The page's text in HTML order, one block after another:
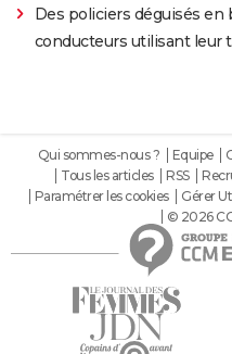
Des policiers déguisés
conducteurs utilisant leur
Qui sommes-nous ? Equipe
Tous les articles
RSS
Paramétrer les cookies
Gérer
© 2026